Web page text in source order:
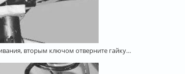
вторым ключом отверните гайку…